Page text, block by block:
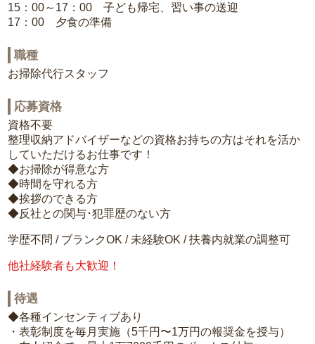
15：00～17：00 子ども帰宅、習い事の送迎
17：00 夕食の準備
職種
お掃除代行スタッフ
応募資格
資格不要
整理収納アドバイザーなどの資格お持ちの方はそれを活か
していただけるお仕事です！
◆お掃除が得意な方
◆時間を守れる方
◆挨拶のできる方
◆反社との関与･犯罪歴のない方
学歴不問 / ブランクOK / 未経験OK / 扶養内就業の調整可
他社経験者も大歓迎！
待遇
◆各種インセンティブあり
・表彰制度を毎月実施（5千円〜1万円の報奨金を授与）